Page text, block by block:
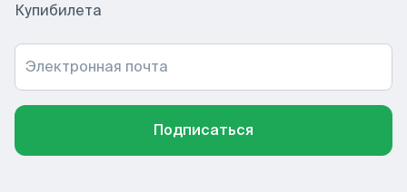
Купибилета
Электронная почта
Подписаться